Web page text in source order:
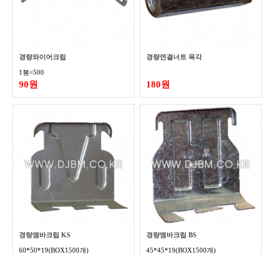
경량와이어크립
1봉=500
90원
경량연결너트 육각
180원
경량엠바크립 KS
60*50*19(BOX1500개)
경량엠바크립 BS
45*45*19(BOX1500개)